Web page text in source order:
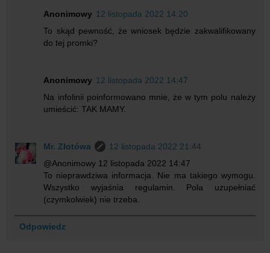
Anonimowy 12 listopada 2022 14:20
To skąd pewność, że wniosek będzie zakwalifikowany
do tej promki?
Anonimowy 12 listopada 2022 14:47
Na infolinii poinformowano mnie, że w tym polu należy
umieścić: TAK MAMY.
Mr. Złotówa
12 listopada 2022 21:44
@Anonimowy 12 listopada 2022 14:47
To nieprawdziwa informacja. Nie ma takiego wymogu.
Wszystko wyjaśnia regulamin. Pola uzupełniać
(czymkolwiek) nie trzeba.
Odpowiedz